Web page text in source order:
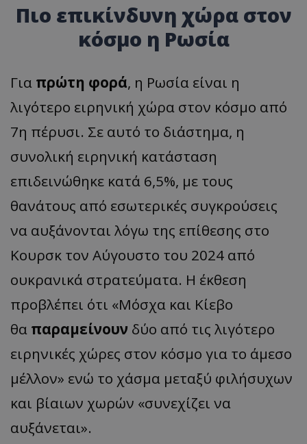
Πιο επικίνδυνη χώρα στον
κόσμο η Ρωσία
Για πρώτη φορά, η Ρωσία είναι η
λιγότερο ειρηνική χώρα στον κόσμο από
7η πέρυσι. Σε αυτό το διάστημα, η
συνολική ειρηνική κατάσταση
επιδεινώθηκε κατά 6,5%, με τους
θανάτους από εσωτερικές συγκρούσεις
να αυξάνονται λόγω της επίθεσης στο
Κουρσκ τον Αύγουστο του 2024 από
ουκρανικά στρατεύματα. Η έκθεση
προβλέπει ότι «Μόσχα και Κίεβο
θα παραμείνουν δύο από τις λιγότερο
ειρηνικές χώρες στον κόσμο για το άμεσο
μέλλον» ενώ το χάσμα μεταξύ φιλήσυχων
και βίαιων χωρών «συνεχίζει να
αυξάνεται».